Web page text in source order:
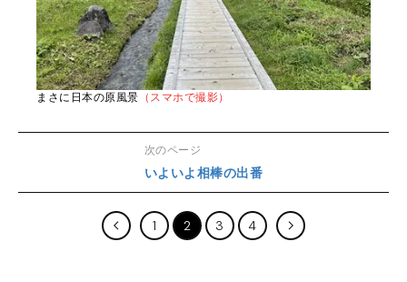
まさに日本の原風景 （スマホで撮影）
次のページ
いよいよ相棒の出番
1 2 3 4